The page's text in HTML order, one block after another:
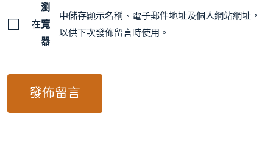
在
瀏
覽
器
中儲存顯示名稱、電子郵件地址及個人網站網址，
以供下次發佈留言時使用。